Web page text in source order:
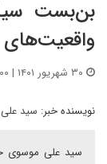
بن‌بست
نویسنده خبر: سید
سید علی موسوی